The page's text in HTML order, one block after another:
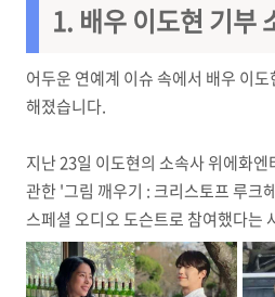
1. 배우 이도현 기부
어두운 연예계 이슈 속에서 배우 이
해졌습니다.
지난 23일 이도현의 소속사 위에화
관한 '그림 깨우기 : 크리스토프 루크
스페셜 오디오 도슨트로 참여했다는